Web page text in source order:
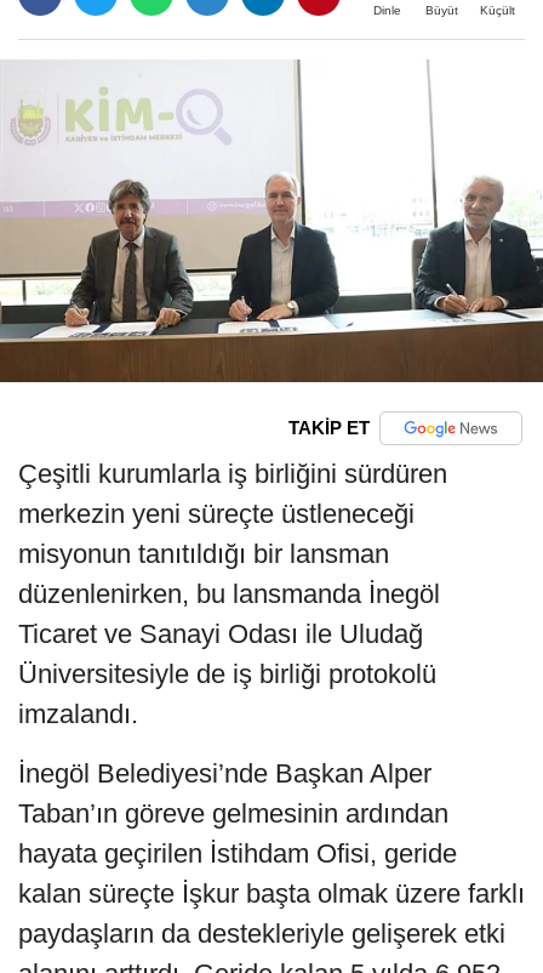
Dinle Büyüt Küçült
TAKİP ET
Çeşitli kurumlarla iş birliğini sürdüren
merkezin yeni süreçte üstleneceği
misyonun tanıtıldığı bir lansman
düzenlenirken, bu lansmanda İnegöl
Ticaret ve Sanayi Odası ile Uludağ
Üniversitesiyle de iş birliği protokolü
imzalandı.
İnegöl Belediyesi’nde Başkan Alper
Taban’ın göreve gelmesinin ardından
hayata geçirilen İstihdam Ofisi, geride
kalan süreçte İşkur başta olmak üzere farklı
paydaşların da destekleriyle gelişerek etki